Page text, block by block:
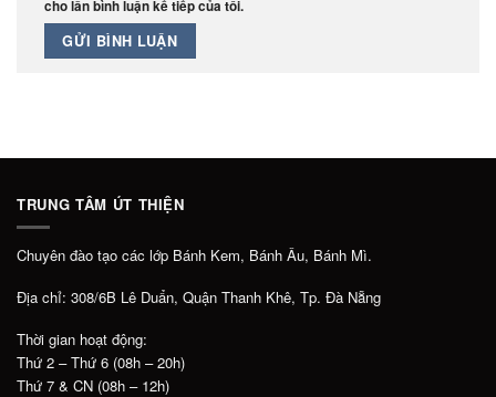
cho lần bình luận kế tiếp của tôi.
TRUNG TÂM ÚT THIỆN
Chuyên đào tạo các lớp Bánh Kem, Bánh Âu, Bánh Mì.
Địa chỉ: 308/6B Lê Duẩn, Quận Thanh Khê, Tp. Đà Nẵng
Thời gian hoạt động:
Thứ 2 – Thứ 6 (08h – 20h)
Thứ 7 & CN (08h – 12h)